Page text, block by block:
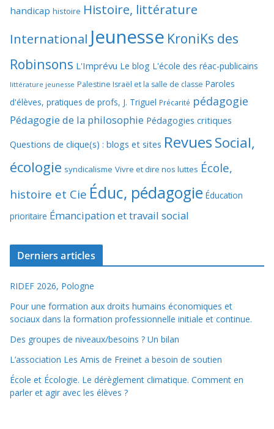
handicap histoire Histoire, littérature
International Jeunesse KroniKs des
Robinsons L'Imprévu Le blog L'école des réac-publicains
littérature jeunesse Palestine Israël et la salle de classe Paroles
d'élèves, pratiques de profs, J. Triguel Précarité pédagogie
Pédagogie de la philosophie Pédagogies critiques
Questions de clique(s) : blogs et sites RevuesSocial,
écologie syndicalisme Vivre et dire nos luttes École,
histoire et Cie Éduc, pédagogie Éducation
prioritaire Émancipation et travail social
Derniers articles
RIDEF 2026, Pologne
Pour une formation aux droits humains économiques et
sociaux dans la formation professionnelle initiale et continue.
Des groupes de niveaux/besoins ? Un bilan
L’association Les Amis de Freinet a besoin de soutien
École et Écologie. Le dérèglement climatique. Comment en
parler et agir avec les élèves ?